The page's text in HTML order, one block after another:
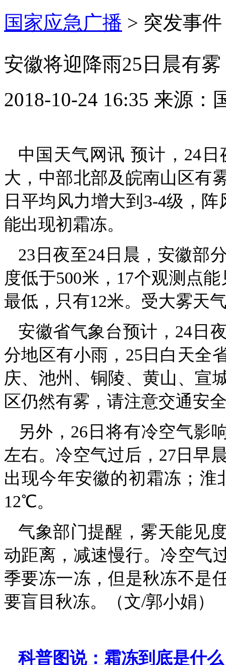
国家应急广播 > 突发事件
安徽将迎降雨25日晨有
2018-10-24 16:35 来源：
中国天气网讯 预计，24
大，中部北部及皖南山区有
日平均风力增大到3-4级，
能出现初霜冻。
23日夜至24日晨，安徽部
度低于500米，17个观测点
最低，只有12米。受大雾天
安徽省气象台预计，24日
分地区有小雨，25日白天全
庆、池州、铜陵、黄山、宣
区仍然有雾，请注意交通安
另外，26日将有冷空气影
左右。冷空气过后，27日早
出现今年安徽的初霜冻；
12℃。
气象部门提醒，雾天能见
动距离，减速慢行。冷空气
季要冻一冻，但是秋冻不是
要盲目秋冻。（文/郭小娟）
科普图说：霜冻到底是什